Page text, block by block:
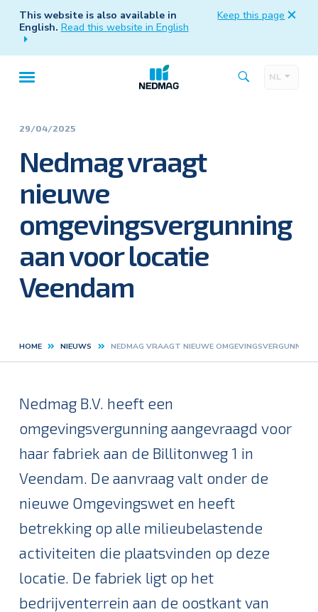
This website is also available in
English. Read this website in English
Keep this page
NL
29/04/2025
Nedmag vraagt
nieuwe
omgevingsvergunning
aan voor locatie
Veendam
Kruimelpad
HOME NIEUWS NEDMAG VRAAGT NIEUWE
Nedmag B.V. heeft een
omgevingsvergunning aangevraagd voor
haar fabriek aan de Billitonweg 1 in
Veendam. De aanvraag valt onder de
nieuwe Omgevingswet en heeft
betrekking op alle milieubelastende
activiteiten die plaatsvinden op deze
locatie. De fabriek ligt op het
bedrijventerrein aan de oostkant van